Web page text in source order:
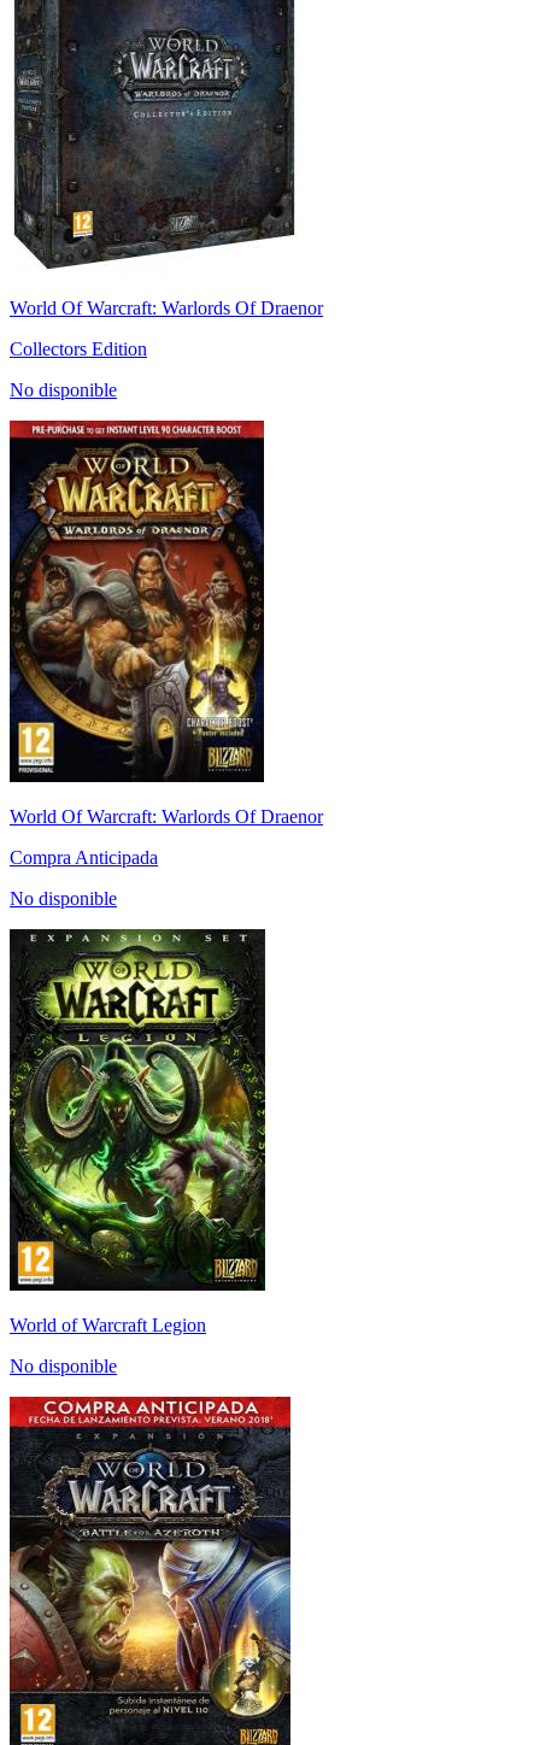
World Of Warcraft: Warlords Of Draenor
Collectors Edition
No disponible
World Of Warcraft: Warlords Of Draenor
Compra Anticipada
No disponible
World of Warcraft Legion
No disponible